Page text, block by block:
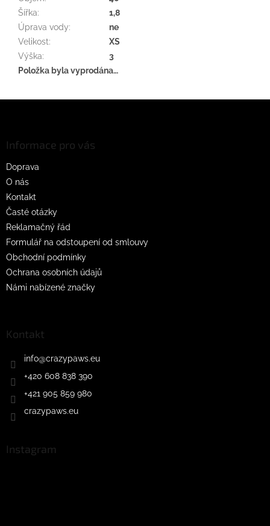
Šířka:
1,8
Úprava vody:
ne
Velikost:
XS
Výška:
3
Položka byla vyprodána…
Informace pro vás
Doprava
O nás
Kontakt
Časté otázky
Reklamačný řád
Formulář na odstoupení od smlouvy
Obchodní podmínky
Ochrana osobních údajů
Námi nabízené značky
Kontakt
info@crazypaws.eu
+420 608 838 390
+421 905 859 980
crazypaws.eu
Instagram